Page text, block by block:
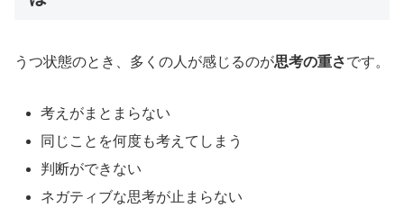
うつ状態のとき、多くの人が感じるのが思考の重さです。
考えがまとまらない
同じことを何度も考えてしまう
判断ができない
ネガティブな思考が止まらない